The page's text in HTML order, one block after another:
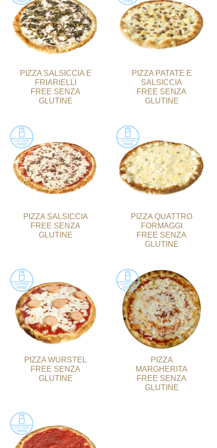
PIZZA SALSICCIA E
FRIARIELLI
FREE SENZA
GLUTINE
PIZZA PATATE E
SALSICCIA
FREE SENZA
GLUTINE
PIZZA SALSICCIA
FREE SENZA
GLUTINE
PIZZA QUATTRO
FORMAGGI
FREE SENZA
GLUTINE
PIZZA WURSTEL
FREE SENZA
GLUTINE
PIZZA
MARGHERITA
FREE SENZA
GLUTINE